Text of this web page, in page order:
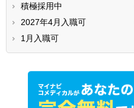
積極採用中
2027年4月入職可
1月入職可